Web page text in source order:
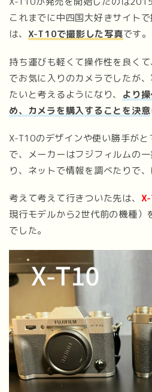
これまでに中四国大好きサイト
は、 X-T10で撮影した写真です。
持ち運びも軽くて操作性を良く
でお気に入りのカメラでしたが
たいと考えるようになり、 より
め、カメラを購入することを決意
X-T10のデザインや使い勝手が
で、メーカーはフジフィルムの
り、ネットで情報を調べたりで、
考えて考えて行きついた先は、
現行モデルから2世代前の機種）
でした。